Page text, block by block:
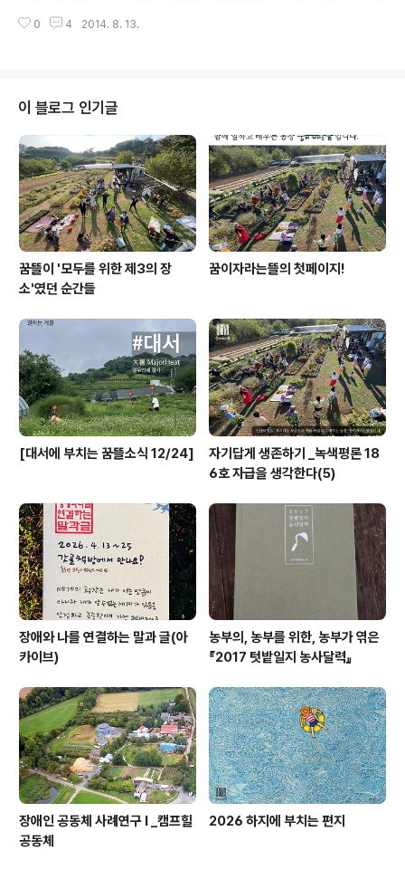
바꿔쓰는 경우가 종종 있다지요? ^^ "선생님, 사람이 같이
생각한다. 아프지 않으면 건강하다고 생각한다. 아프면, 그
행을 가고 하는 일에 신경을 쓰는 이들은 그리 많지 않다.
기왕에 같은 돈과 노력을 들일 것이라면, 건강할 때, 평소에
즐기면서 할 수 있는 일들을 왜 병원에 다니고 나서야 시작
하는 것일까? 요새 사람들은 참으로 건강해 보인다. 부족함
없이 풍요롭게 잘먹고, 잘 입고, 따뜻하고 배부르게 사니 그
렇게 보인다..
0 4 2014. 8. 13.
이 블로그 인기글
꿈뜰이 '모두를 위한 제3의 장
소'였던 순간들
꿈이자라는뜰의 첫페이지!
[대서에 부치는 꿈뜰소식 12/24]
자기답게 생존하기 _녹색평론 18
6호 자급을 생각한다(5)
장애와 나를 연결하는 말과 글(아
카이브)
농부의, 농부를 위한, 농부가 엮은
『2017 텃밭일지 농사달력』
장애인 공동체 사례연구 I _캠프힐
공동체
2026 하지에 부치는 편지